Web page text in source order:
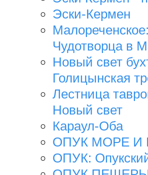
Эски-Кермен
Чудотворца в
Новый свет
Голицынская
Лестница
Новый свет
Караул-Оба
ОПУК МОРЕ И
ОПУК: